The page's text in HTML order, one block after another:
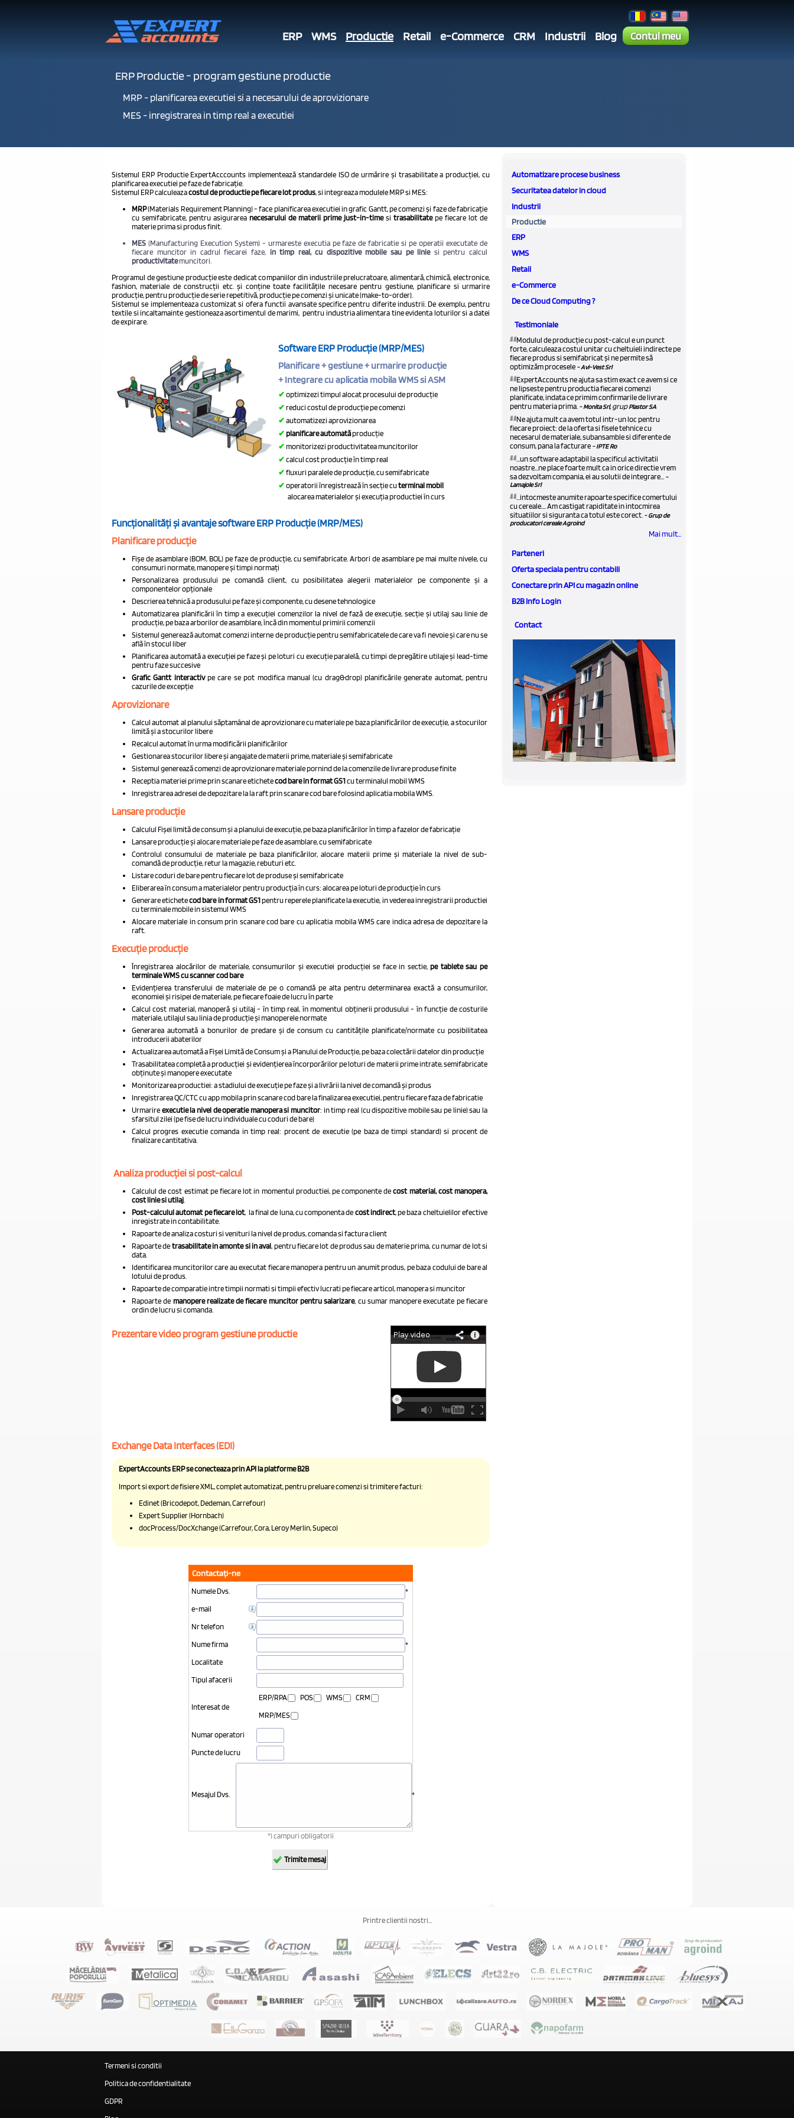
ERP WMS Productie Retail e-Commerce CRM Industrii Blog Contul meu
ERP Productie - program gestiune productie
MRP - planificarea executiei si a necesarului de aprovizionare
MES - inregistrarea in timp real a executiei
Sistemul ERP Productie ExpertAcccounts implementează standardele ISO de urmărire și trasabilitate a producției, cu
planificarea executiei pe faze de fabricație.
Sistemul ERP calculeazacostul de productie pe fiecare lot produs, si integreaza modulele MRP si MES:
MRP(Materials Requirement Planning) - face planificarea executiei in grafic Gantt, pe comenzi și faze de fabricație
cu semifabricate, pentru asigurarea necesarului de materii prime just-in-timesi trasabilitate pe fiecare lot de
materie prima si produs finit.
MES (Manufacturing Execution System) - urmareste executia pe faze de fabricatie si pe operatii executate de
fiecare muncitor in cadrul fiecarei faze, in timp real, cu dispozitive mobile sau pe liniesi pentru calcul
productivitatemuncitori.
Programul de gestiune producție este dedicat companiilor din industriile prelucratoare, alimentară, chimică, electronice,
fashion, materiale de construcții etc. și conține toate facilitățile necesare pentru gestiune, planificare si urmarire
producție, pentru producție de serie repetitivă, producție pe comenzi și unicate (make-to-order).
Sistemul se implementeaza customizat si ofera functii avansate specifice pentru diferite industrii. De exemplu, pentru
textile si incaltamainte gestioneaza asortimentul de marimi, pentru industria alimentara tine evidenta loturilor si a datei
de expirare.
Software ERP Producție (MRP/MES)
Planificare + gestiune + urmarire producție
+ Integrare cu aplicatia mobila WMS si ASM
✔ optimizezi timpul alocat procesului de producție
✔ reduci costul de producție pe comenzi
✔ automatizezi aprovizionarea
✔ planificare automatăproducție
✔ monitorizezi productivitatea muncitorilor
✔ calcul cost producție în timp real
✔ fluxuri paralele de producție, cu semifabricate
✔ operatorii înregistrează în secție cuterminal mobil
alocarea materialelor și execuția productiei în curs
Funcționalități și avantaje software ERP Producție (MRP/MES)
Planificare producție
Fișe de asamblare (BOM, BOL) pe faze de producție, cu semifabricate. Arbori de asamblare pe mai multe nivele, cu
consumuri normate, manopere și timpi normați
Personalizarea produsului pe comandă client, cu posibilitatea alegerii materialelor pe componente și a
componentelor opționale
Descrierea tehnică a produsului pe faze și componente, cu desene tehnologice
Automatizarea planificării în timp a execuției comenzilor la nivel de fază de execuție, secție și utilaj sau linie de
producție, pe baza arborilor de asamblare, încă din momentul primirii comenzii
Sistemul generează automat comenzi interne de producție pentru semifabricatele de care va fi nevoie și care nu se
află în stocul liber
Planificarea automată a execuției pe faze și pe loturi cu execuție paralelă, cu timpi de pregătire utilaje și lead-time
pentru faze succesive
Grafic Gantt interactivpe care se pot modifica manual (cu drag&drop) planificările generate automat, pentru
cazurile de excepție
Aprovizionare
Calcul automat al planului săptamânal de aprovizionare cu materiale pe baza planificărilor de execuție, a stocurilor
limită și a stocurilor libere
Recalcul automat în urma modificării planificărilor
Gestionarea stocurilor libere și angajate de materii prime, materiale și semifabricate
Sistemul generează comenzi de aprovizionare materiale pornind de la comenzile de livrare produse finite
Receptia materiei prime prin scanare etichetecod bare in format GS1cu terminalul mobil WMS
Inregistrarea adresei de depozitare la la raft prin scanare cod bare folosind aplicatia mobila WMS.
Lansare producție
Calculul Fișei limită de consum și a planului de execuție, pe baza planificărilor în timp a fazelor de fabricație
Lansare producție și alocare materiale pe faze de asamblare, cu semifabricate
Controlul consumului de materiale pe baza planificărilor, alocare materii prime și materiale la nivel de sub-
comandă de producție, retur la magazie, rebuturi etc.
Listare coduri de bare pentru fiecare lot de produse și semifabricate
Eliberarea în consum a materialelor pentru producția în curs: alocarea pe loturi de producție în curs
Generare etichetecod bare in format GS1pentru reperele planificate la executie, in vederea inregistrarii productiei
cu terminale mobile in sistemul WMS
Alocare materiale in consumprin scanare cod bare cu aplicatia mobila WMScare indica adresa de depozitare la
raft.
Execuție producție
Înregistrarea alocărilor de materiale, consumurilor și executiei producției se face in sectie,pe tablete saupe
terminale WMS cu scanner cod bare
Evidențierea transferului de materiale de pe o comandă pe alta pentru determinarea exactă a consumurilor,
economiei și risipei de materiale, pe fiecare foaie de lucru în parte
Calcul cost material, manoperă și utilaj - în timp real, în momentul obținerii produsului - în funcție de costurile
materiale, utilajul sau linia de producție și manoperele normate
Generarea automată a bonurilor de predare și de consum cu cantitățile planificate/normate cu posibilitatea
introducerii abaterilor
Actualizarea automată a Fișei Limită de Consum și a Planului de Producție, pe baza colectării datelor din producție
Trasabilitatea completă a producției și evidențierea încorporărilor pe loturi de materii prime intrate, semifabricate
obținute și manopere executate
Monitorizarea productiei: a stadiului de execuție pe faze și a livrării la nivel de comandă și produs
Inregistrarea QC/CTC cu app mobila prin scanare cod bare la finalizarea executiei, pentru fiecare faza de fabricatie
Urmarire executie la nivel de operatie manopera si muncitor: in timp real (cu dispozitive mobile sau pe linie) saula
sfarsitul zilei (pe fise de lucru individualecu coduri de bare)
Calcul progres executie comanda in timp real: procent de executie (pe baza de timpi standard) si procent de
finalizare cantitativa.
Analiza producției si post-calcul
Calculul de cost estimat pe fiecare lot in momentul productiei, pe componente decost material, cost manopera,
cost linie si utilaj.
Post-calculul automatpe fiecare lot, la final de luna, cu componenta de cost indirect, pe baza cheltuielilor efective
inregistrate in contabilitate.
Rapoarte de analiza costuri si venituri la nivel de produs, comanda si factura client
Rapoarte de trasabilitate in amonte si in aval, pentru fiecare lot de produs sau de materie prima, cu numar de lot si
data.
Identificarea muncitorilor care au executat fiecare manopera pentru un anumit produs, pe baza codului de bare al
lotului de produs.
Rapoarte de comparatie intre timpii normati si timpii efectiv lucrati pe fiecare articol, manopera si muncitor
Rapoarte de manopere realizate de fiecare muncitor pentru salarizare, cu sumar manopere executate pe fiecare
ordin de lucru si comanda.
Prezentare video program gestiune productie
Exchange Data Interfaces (EDI)
ExpertAccounts ERP se conecteaza prin API la platforme B2B
Import si export de fisiere XML, complet automatizat, pentru preluare comenzi si trimitere facturi:
Edinet (Bricodepot, Dedeman, Carrefour)
Expert Supplier (Hornbach)
docProcess/DocXchange (Carrefour, Cora, Leroy Merlin, Supeco)
Contactaţi-ne
Numele Dvs.
*
e-mail
Nr telefon
Nume firma
*
Localitate
Tipul afacerii
Interesat de
ERP/RPA POS WMS
CRM
MRP/MES
Numar operatori
Puncte de lucru
Mesajul Dvs. *
*) campuri obligatorii
Automatizare procese business
Securitatea datelor in cloud
Industrii
Productie
ERP
WMS
Retail
e-Commerce
De ce Cloud Computing ?
Testimoniale
“Modulul de producție cu post-calcul e un punct
forte, calculeaza costul unitar cu cheltuieli indirecte pe
fiecare produs si semifabricat și ne permite să
optimizăm procesele - Avi-Vest Srl
“ExpertAccounts ne ajuta sa stim exact ce avem si ce
ne lipseste pentru productia fiecarei comenzi
planificate, indata ce primim confirmarile de livrare
pentru materia prima. - Monita Srl, grupPlastor SA
“Ne ajuta mult ca avem totul intr-un loc pentru
fiecare proiect: de la oferta si fisele tehnice cu
necesarul de materiale, subansamble si diferente de
consum, pana la facturare - IPTE Ro
“...un software adaptabil la specificul activitatii
noastre...ne place foarte mult ca in orice directie vrem
sa dezvoltam compania, ei au solutii de integrare... -
Lamajole Srl
“...intocmeste anumite rapoarte specifice comertului
cu cereale.... Am castigat rapiditate in intocmirea
situatiilor si siguranta ca totul este corect. - Grup de
producatori cereale Agroind
Mai mult...
Parteneri
Oferta speciala pentru contabili
Conectare prin API cu magazin online
B2B Info Login
Contact
Printre clientii nostri...
Termeni si conditii
Politica de confidentialitate
GDPR